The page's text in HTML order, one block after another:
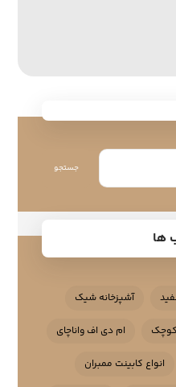
جستجو
ها
آشپزخانه شیک
کوچک ام دی اف واناچای
انواع کابینت ممبران